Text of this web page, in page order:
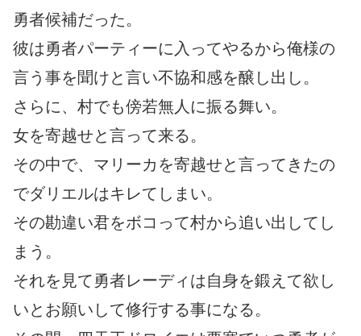
勇者候補だった。
彼は勇者パーティーに入ってやるから俺様の
言う事を聞けと言い不協和感を醸し出し。
さらに、村でも傍若無人に振る舞い。
女を寄越せと言って来る。
その中で、マリーカを寄越せと言ってきたの
でダリエルはキレてしまい。
その勘違い君をボコって村から追い出してし
まう。
それを見て勇者レーディは自身を鍛えて欲し
いとお願いして修行する事になる。